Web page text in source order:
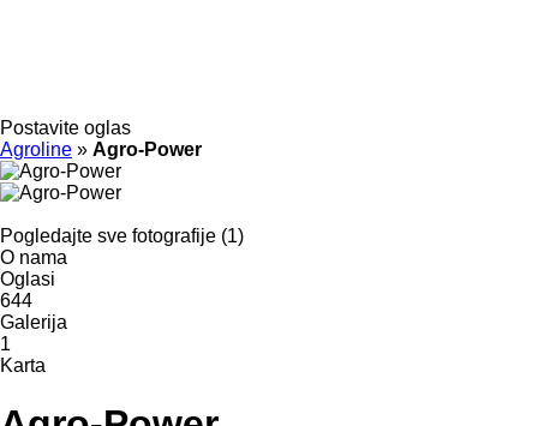
Postavite oglas
Agroline » Agro-Power
Pogledajte sve fotografije (1)
O nama
Oglasi
644
Galerija
1
Karta